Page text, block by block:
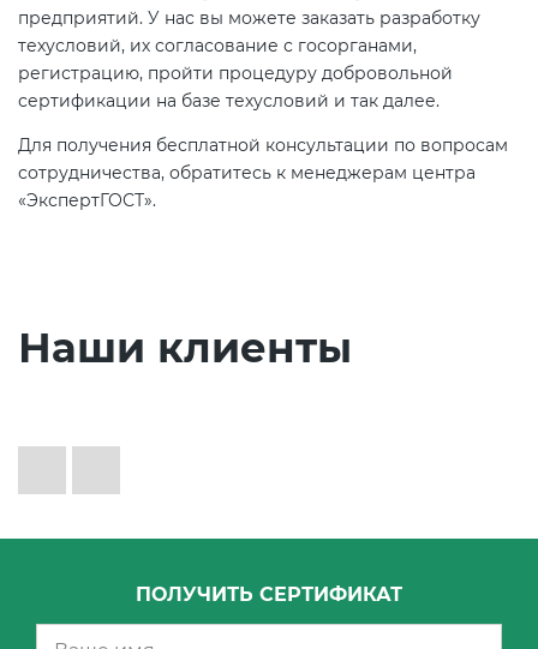
предприятий. У нас вы можете заказать разработку
техусловий, их согласование с госорганами,
регистрацию, пройти процедуру добровольной
сертификации на базе техусловий и так далее.
Для получения бесплатной консультации по вопросам
сотрудничества, обратитесь к менеджерам центра
«ЭкспертГОСТ».
Наши клиенты
ПОЛУЧИТЬ СЕРТИФИКАТ